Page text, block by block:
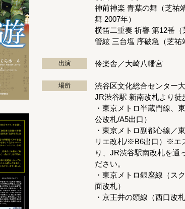
神前神楽 青葉の舞（芝祐
舞 2007年）
横笛二重奏 祈響 第12番（
管絃 三台塩 序破急（芝祐
出演 伶楽舎／大崎八幡宮
場所
渋谷区文化総合センター
JR渋谷駅 新南改札より徒
・東京メトロ半蔵門線、
公改札/A5出口）
・東京メトロ副都心線／
リエ改札/※B6出口）※エ
り、JR渋谷駅南改札を通
ださい。
・東京メトロ銀座線（ス
面改札）
・京王井の頭線（西口改札